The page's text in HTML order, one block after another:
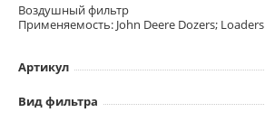
Воздушный фильтр
Применяемость: John Deere Dozers; Loaders
Артикул
Вид фильтра